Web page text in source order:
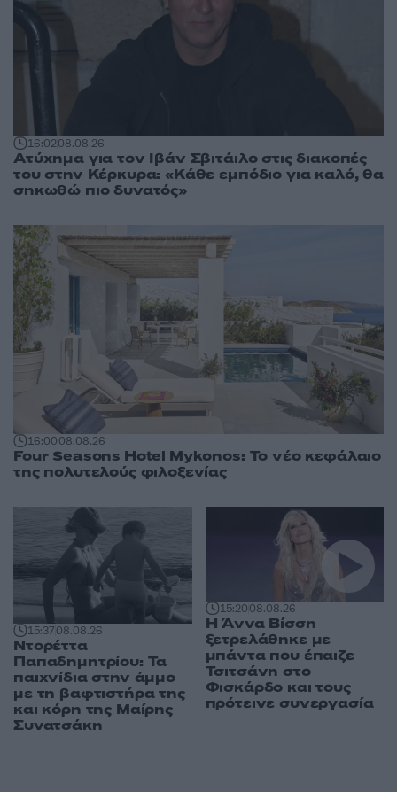
16:0208.08.26
Ατύχημα για τον Ιβάν Σβιτάιλο στις διακοπές
του στην Κέρκυρα: «Κάθε εμπόδιο για καλό, θα
σηκωθώ πιο δυνατός»
16:0008.08.26
Four Seasons Hotel Mykonos: Το νέο κεφάλαιο
της πολυτελούς φιλοξενίας
15:3708.08.26
Ντορέττα
Παπαδημητρίου: Τα
παιχνίδια στην άμμο
με τη βαφτιστήρα της
και κόρη της Μαίρης
Συνατσάκη
15:2008.08.26
Η Άννα Βίσση
ξετρελάθηκε με
μπάντα που έπαιζε
Τσιτσάνη στο
Φισκάρδο και τους
πρότεινε συνεργασία